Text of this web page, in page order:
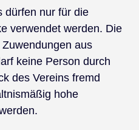
dürfen nur für die
verwendet werden. Die
aus
keine Person durch
des Vereins fremd
hohe